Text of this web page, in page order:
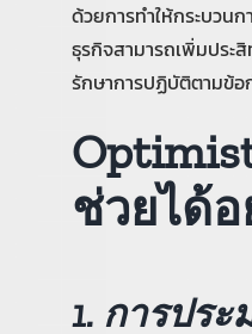
ด้วยการทำให้กระบวน
ธุรกิจสามารถเพิ่มประ
รักษาการปฏิบัติตามข้อ
ช่วยได้อ
1. การประ